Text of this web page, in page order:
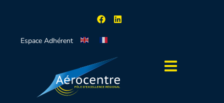
Espace Adhérent